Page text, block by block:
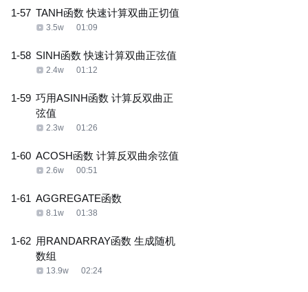
1-57 TANH函数 快速计算双曲正切值
3.5w 01:09
1-58 SINH函数 快速计算双曲正弦值
2.4w 01:12
1-59 巧用ASINH函数 计算反双曲正
弦值
2.3w 01:26
1-60 ACOSH函数 计算反双曲余弦值
2.6w 00:51
1-61 AGGREGATE函数
8.1w 01:38
1-62 用RANDARRAY函数 生成随机
数组
13.9w 02:24